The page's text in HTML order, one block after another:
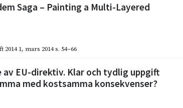
Saga – Painting a Multi-Layered
2014 1, mars 2014s. 54–66
av EU-direktiv. Klar och tydlig uppgift
med kostsamma konsekvenser?